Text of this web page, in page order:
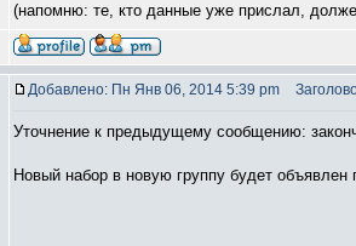
(напомню: те, кто данные уже прислал,
Добавлено: Пн Янв 06, 2014 5:39 pm
Уточнение к предыдущему сообщению:
Новый набор в новую группу будет